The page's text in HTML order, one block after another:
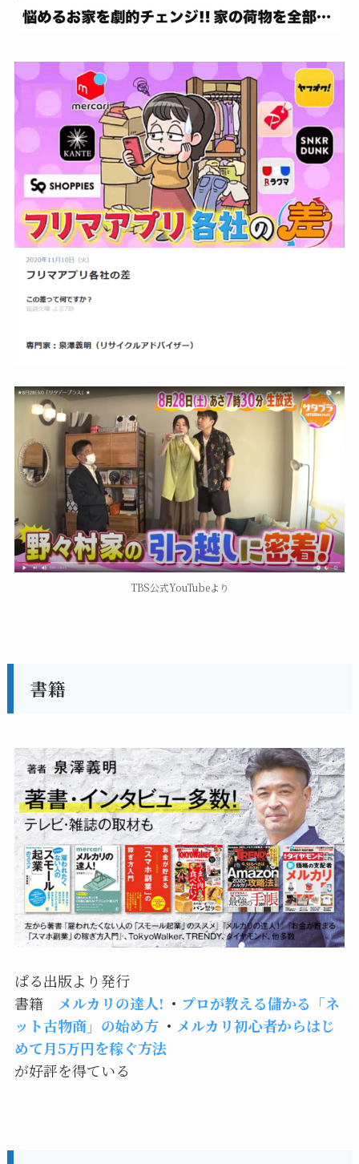
TBS公式YouTubeより
書籍
ぱる出版より発行
書籍
メルカリの達人! ・ プロが教える儲かる「ネ
ット古物商」の始め方 ・ メルカリ初心者からはじ
めて月5万円を稼ぐ方法
が好評を得ている